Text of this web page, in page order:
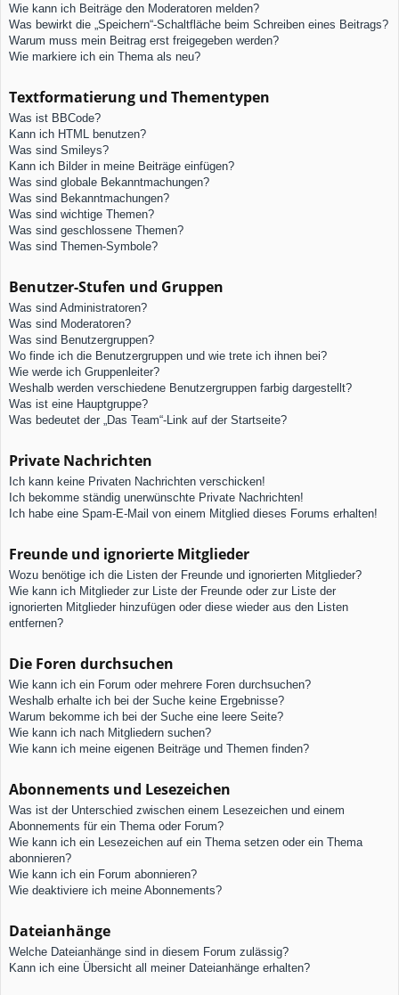
Wie kann ich Beiträge den Moderatoren melden?
Was bewirkt die „Speichern“-Schaltfläche beim Schreiben eines Beitrags?
Warum muss mein Beitrag erst freigegeben werden?
Wie markiere ich ein Thema als neu?
Textformatierung und Thementypen
Was ist BBCode?
Kann ich HTML benutzen?
Was sind Smileys?
Kann ich Bilder in meine Beiträge einfügen?
Was sind globale Bekanntmachungen?
Was sind Bekanntmachungen?
Was sind wichtige Themen?
Was sind geschlossene Themen?
Was sind Themen-Symbole?
Benutzer-Stufen und Gruppen
Was sind Administratoren?
Was sind Moderatoren?
Was sind Benutzergruppen?
Wo finde ich die Benutzergruppen und wie trete ich ihnen bei?
Wie werde ich Gruppenleiter?
Weshalb werden verschiedene Benutzergruppen farbig dargestellt?
Was ist eine Hauptgruppe?
Was bedeutet der „Das Team“-Link auf der Startseite?
Private Nachrichten
Ich kann keine Privaten Nachrichten verschicken!
Ich bekomme ständig unerwünschte Private Nachrichten!
Ich habe eine Spam-E-Mail von einem Mitglied dieses Forums erhalten!
Freunde und ignorierte Mitglieder
Wozu benötige ich die Listen der Freunde und ignorierten Mitglieder?
Wie kann ich Mitglieder zur Liste der Freunde oder zur Liste der
ignorierten Mitglieder hinzufügen oder diese wieder aus den Listen
entfernen?
Die Foren durchsuchen
Wie kann ich ein Forum oder mehrere Foren durchsuchen?
Weshalb erhalte ich bei der Suche keine Ergebnisse?
Warum bekomme ich bei der Suche eine leere Seite?
Wie kann ich nach Mitgliedern suchen?
Wie kann ich meine eigenen Beiträge und Themen finden?
Abonnements und Lesezeichen
Was ist der Unterschied zwischen einem Lesezeichen und einem
Abonnements für ein Thema oder Forum?
Wie kann ich ein Lesezeichen auf ein Thema setzen oder ein Thema
abonnieren?
Wie kann ich ein Forum abonnieren?
Wie deaktiviere ich meine Abonnements?
Dateianhänge
Welche Dateianhänge sind in diesem Forum zulässig?
Kann ich eine Übersicht all meiner Dateianhänge erhalten?